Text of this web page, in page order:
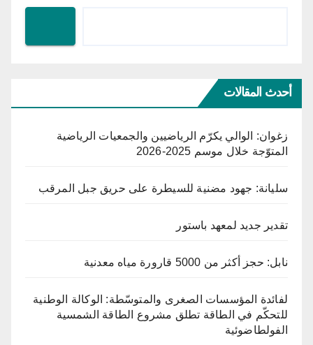
أحدث المقالات
زغوان: الوالي يكرّم الرياضيين والجمعيات الرياضية
المتوّجة خلال موسم 2025-2026
سليانة: جهود مضنية للسيطرة على حريق جبل المرقب
تقدير جديد لمعهد باستور
نابل: حجز أكثر من 5000 قارورة مياه معدنية
لفائدة المؤسسات الصغرى والمتوسّطة: الوكالة الوطنية
للتحكّم في الطاقة تطلق مشروع الطاقة الشمسية
الفولطاضوئية